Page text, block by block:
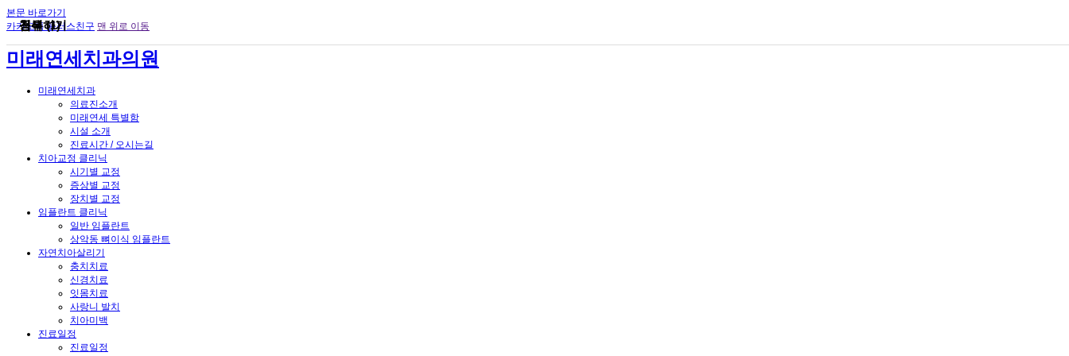
본문 바로가기
카카오톡 플러스친구 맨 위로 이동
미래연세치과의원
미래연세치과
의료진소개
미래연세 특별함
시설 소개
진료시간 / 오시는길
치아교정 클리닉
시기별 교정
증상별 교정
장치별 교정
임플란트 클리닉
일반 임플란트
상악동 뼈이식 임플란트
자연치아살리기
충치치료
신경치료
잇몸치료
사랑니 발치
치아미백
진료일정
진료일정
검색
공유하기
첨부 (1)